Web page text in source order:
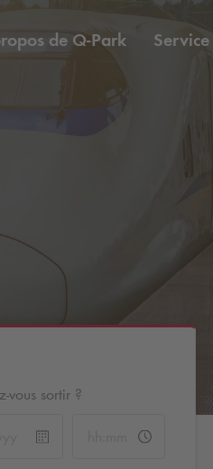
de Q-Park
vous sortir ?